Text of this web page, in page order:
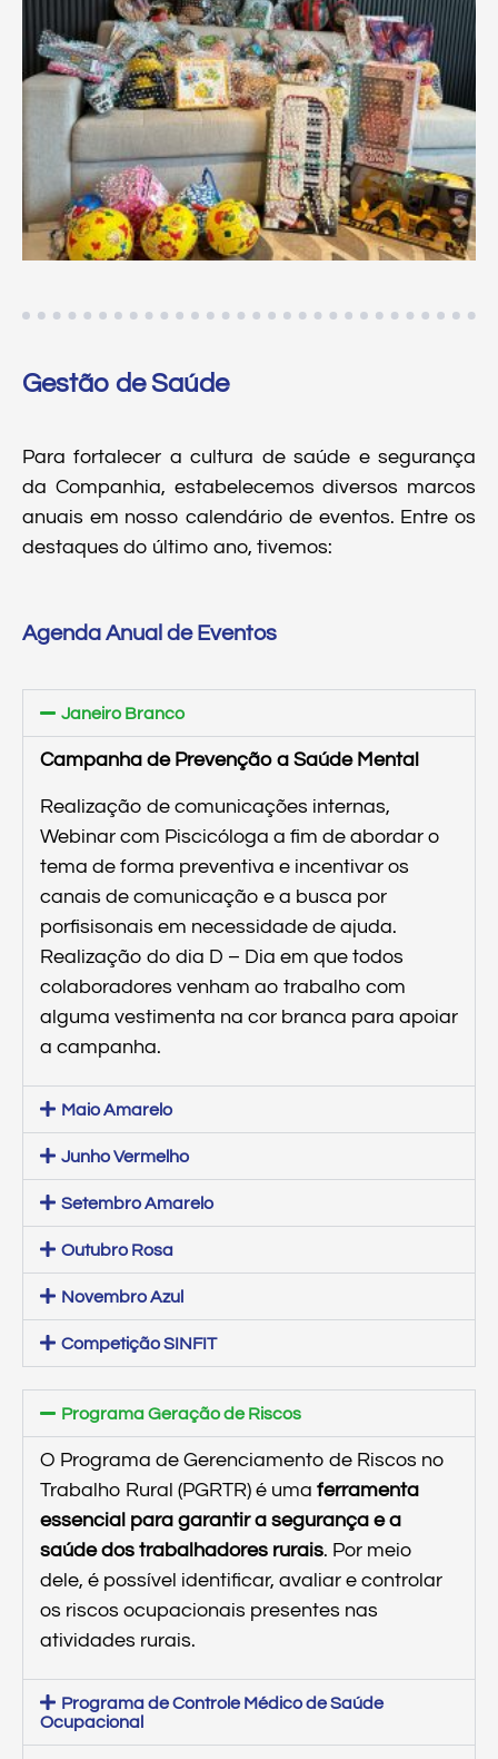
Gestão de Saúde
Para fortalecer a cultura de saúde e segurança
da Companhia, estabelecemos diversos marcos
anuais em nosso calendário de eventos. Entre os
destaques do último ano, tivemos:
Agenda Anual de Eventos
Janeiro Branco
Campanha de Prevenção a Saúde Mental
Realização de comunicações internas,
Webinar com Piscicóloga a fim de abordar o
tema de forma preventiva e incentivar os
canais de comunicação e a busca por
porfisisonais em necessidade de ajuda.
Realização do dia D – Dia em que todos
colaboradores venham ao trabalho com
alguma vestimenta na cor branca para apoiar
a campanha.
Maio Amarelo
Junho Vermelho
Setembro Amarelo
Outubro Rosa
Novembro Azul
Competição SINFIT
Programa Geração de Riscos
O Programa de Gerenciamento de Riscos no
Trabalho Rural (PGRTR) é uma ferramenta
essencial para garantir a segurança e a
saúde dos trabalhadores rurais. Por meio
dele, é possível identificar, avaliar e controlar
os riscos ocupacionais presentes nas
atividades rurais.
Programa de Controle Médico de Saúde
Ocupacional